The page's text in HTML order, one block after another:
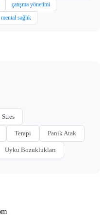
çatışma yönetimi
mental sağlık
Stres
Terapi Panik Atak
Uyku Bozuklukları